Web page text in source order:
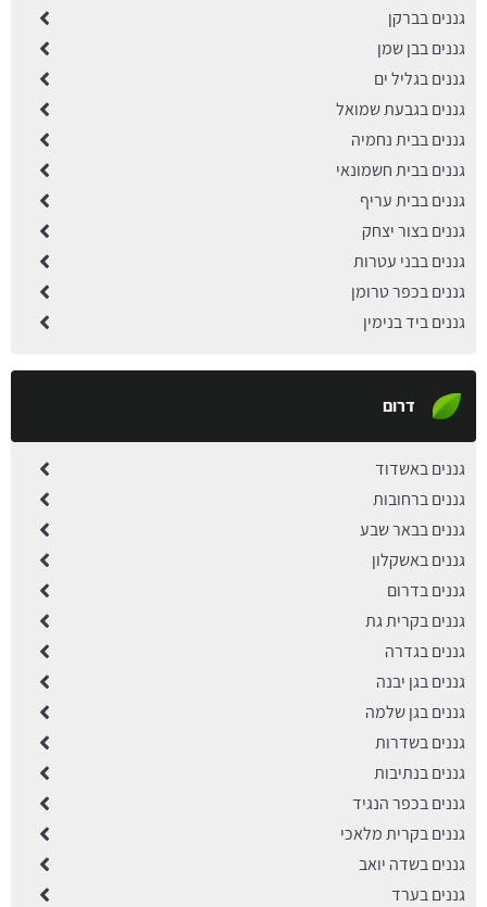
גננים בברקן
גננים בבן שמן
גננים בגליל ים
גננים בגבעת שמואל
גננים בבית נחמיה
גננים בבית חשמונאי
גננים בבית עריף
גננים בצור יצחק
גננים בבני עטרות
גננים בכפר טרומן
גננים ביד בנימין
דרום
גננים באשדוד
גננים ברחובות
גננים בבאר שבע
גננים באשקלון
גננים בדרום
גננים בקרית גת
גננים בגדרה
גננים בגן יבנה
גננים בגן שלמה
גננים בשדרות
גננים בנתיבות
גננים בכפר הנגיד
גננים בקרית מלאכי
גננים בשדה יואב
גננים בערד